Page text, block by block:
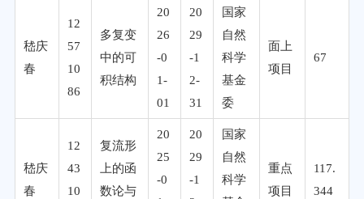
嵇庆
春
12
57
10
86
多复变
中的可
积结构
20
26
-0
1-
01
20
29
-1
2-
31
国家
自然
科学
基金
委
面上
项目
67
嵇庆
春
12
43
10
复流形
上的函
数论与
20
25
-0
20
29
-1
国家
自然
科学
重点
项目
117.
344